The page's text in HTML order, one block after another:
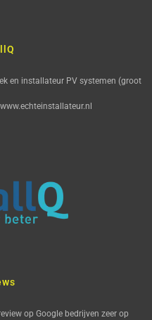
en installateur PV systemen (groot
op Google bedrijven zeer op